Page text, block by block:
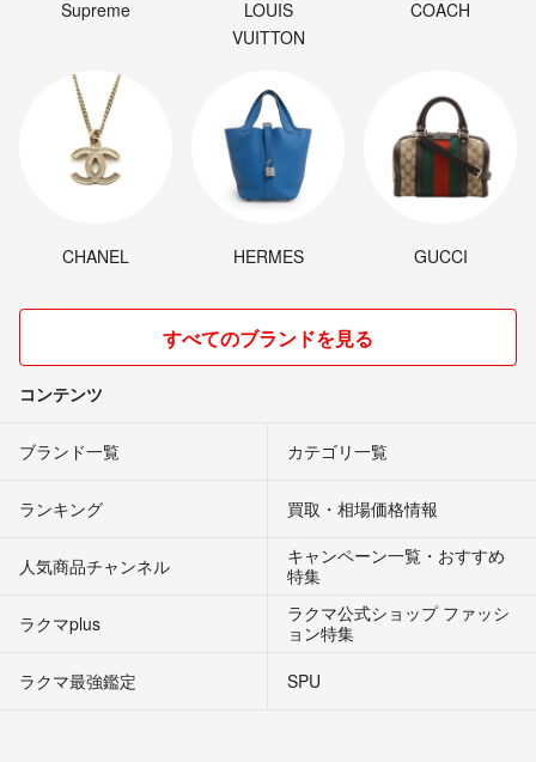
Supreme
LOUIS
VUITTON
COACH
CHANEL HERMES GUCCI
すべてのブランドを見る
コンテンツ
ブランド一覧 カテゴリ一覧
ランキング 買取・相場価格情報
人気商品チャンネル
キャンペーン一覧・おすすめ
特集
ラクマplus
ラクマ公式ショップ ファッシ
ョン特集
ラクマ最強鑑定
SPU